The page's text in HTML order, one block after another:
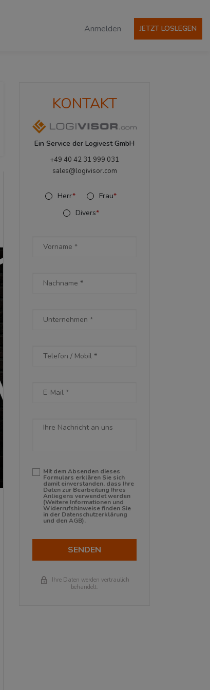
Anmelden JETZT LOSLEGEN
KONTAKT
Ein Service der Logivest GmbH
+49 40 42 31 999 031
sales@logivisor.com
Herr* Frau*
Divers*
Mit dem Absenden dieses
Formulars erklären Sie sich
damit einverstanden, dass Ihre
Daten zur Bearbeitung Ihres
Anliegens verwendet werden
(Weitere Informationen und
Widerrufshinweise finden Sie
in der Datenschutzerklärung
und denAGB).
SENDEN
Ihre Daten werden vertraulich
behandelt.